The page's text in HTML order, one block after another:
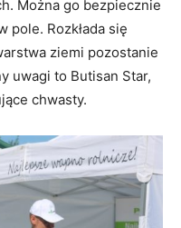
Można go bezpiecznie
pole. Rozkłada się
ziemi pozostanie
uwagi to Butisan Star,
chwasty.